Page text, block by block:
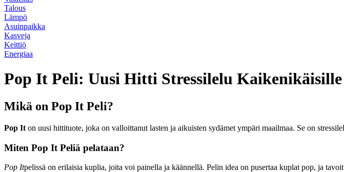
Talous
Lämpö
Asuinpaikka
Kasveja
Keittiö
Energiaa
Pop It Peli: Uusi Hitti Stressilelu Kaikenikäisille
Mikä on Pop It Peli?
Pop It on uusi hittituote, joka on valloittanut lasten ja aikuisten sydämet ympäri maailmaa. Se on
Miten Pop It Peliä pelataan?
Pop Itpelissä on erilaisia kuplia, joita voi painella ja käännellä. Pelin idea on pusertaa kuplat pop, ja